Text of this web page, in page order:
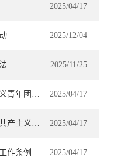
2025/04/17
2025/12/04
2025/11/25
共青团中央关于印发《中国共产主义青年团中央委员会工作条例》的通知 2025/04/17
共青团中央办公厅关于印发《中国共产主义青年团纪律处分工作规则（试行）》的通知 2025/04/17
作条例 2025/04/17